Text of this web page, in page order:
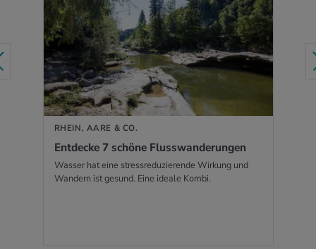
RHEIN, AARE & CO.
Ent­de­cke 7 schö­ne Fluss­wan­de­run­gen
Wasser hat eine stressreduzierende Wirkung und
Wandern ist gesund. Eine ideale Kombi.
MEHR ERFAHREN